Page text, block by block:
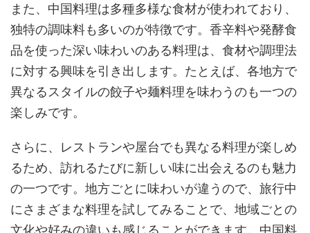
また、中国料理は多種多様な食材が使われており、
独特の調味料も多いのが特徴です。香辛料や発酵食
品を使った深い味わいのある料理は、食材や調理法
に対する興味を引き出します。たとえば、各地方で
異なるスタイルの餃子や麺料理を味わうのも一つの
楽しみです。
さらに、レストランや屋台でも異なる料理が楽しめ
るため、訪れるたびに新しい味に出会えるのも魅力
の一つです。地方ごとに味わいが違うので、旅行中
にさまざまな料理を試してみることで、地域ごとの
文化や好みの違いも感じることができます。中国料